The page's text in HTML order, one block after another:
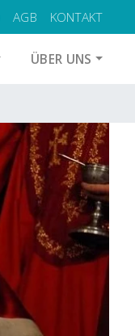
AGB KONTAKT
ÜBER UNS